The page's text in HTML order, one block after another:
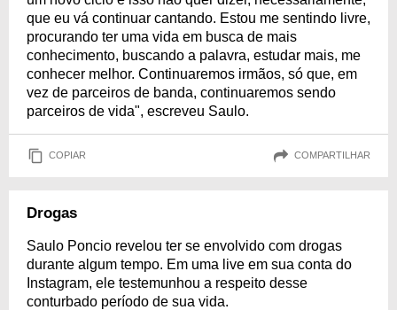
que eu vá continuar cantando. Estou me sentindo livre,
procurando ter uma vida em busca de mais
conhecimento, buscando a palavra, estudar mais, me
conhecer melhor. Continuaremos irmãos, só que, em
vez de parceiros de banda, continuaremos sendo
parceiros de vida", escreveu Saulo.
COPIAR COMPARTILHAR
Drogas
Saulo Poncio revelou ter se envolvido com drogas
durante algum tempo. Em uma live em sua conta do
Instagram, ele testemunhou a respeito desse
conturbado período de sua vida.